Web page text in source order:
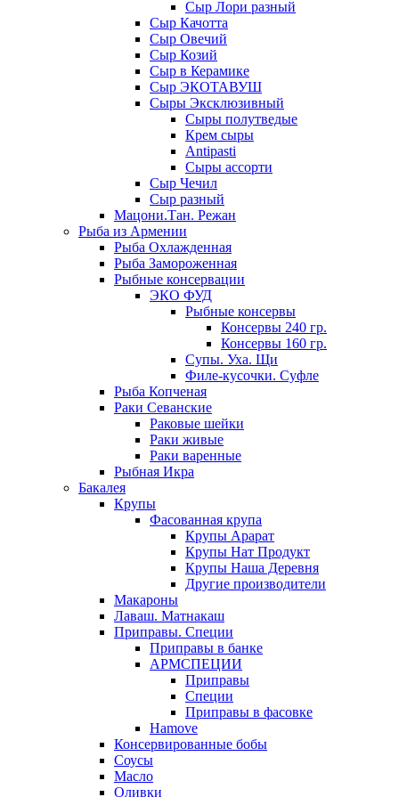
Сыр Лори разный
Сыр Качотта
Сыр Овечий
Сыр Козий
Сыр в Керамике
Сыр ЭКОТАВУШ
Сыры Эксклюзивный
Сыры полутведые
Крем сыры
Antipasti
Сыры ассорти
Сыр Чечил
Сыр разный
Мацони.Тан. Режан
Рыба из Армении
Рыба Охлажденная
Рыба Замороженная
Рыбные консервации
ЭКО ФУД
Рыбные консервы
Консервы 240 гр.
Консервы 160 гр.
Супы. Уха. Щи
Филе-кусочки. Суфле
Рыба Копченая
Раки Севанские
Раковые шейки
Раки живые
Раки варенные
Рыбная Икра
Бакалея
Крупы
Фасованная крупа
Крупы Арарат
Крупы Нат Продукт
Крупы Наша Деревня
Другие производители
Макароны
Лаваш. Матнакаш
Приправы. Специи
Приправы в банке
АРМСПЕЦИИ
Приправы
Специи
Приправы в фасовке
Hamove
Консервированные бобы
Соусы
Масло
Оливки